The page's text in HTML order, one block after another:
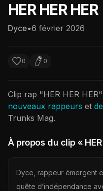
HER HER HER
Dyce•6 février 2026
0 0
Clip rap "HER HER HER
nouveaux rappeurs et
Trunks Mag.
À propos du clip« HER
Dyce, rappeur émergent
quête d’indépendance